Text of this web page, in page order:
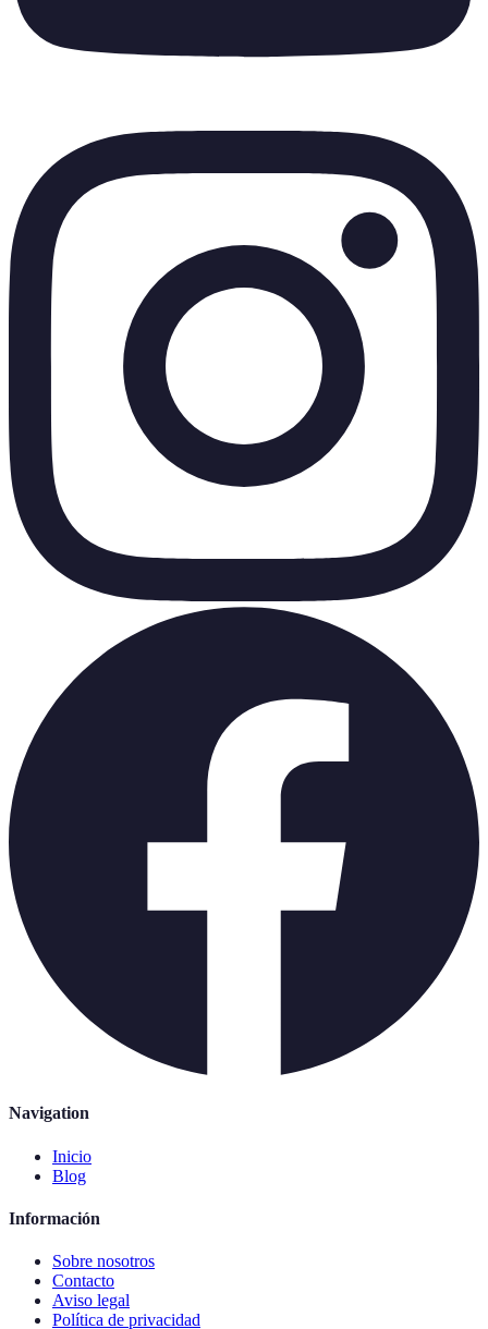
Navigation
Inicio
Blog
Información
Sobre nosotros
Contacto
Aviso legal
Política de privacidad